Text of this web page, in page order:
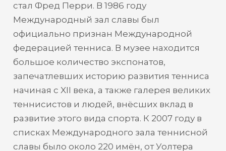
стал Фред Перри. В 1986 году
Международный зал славы был
официально признан Международной
федерацией тенниса. В музее находится
большое количество экспонатов,
запечатлевших историю развития тенниса
начиная с XII века, а также галерея великих
теннисистов и людей, внёсших вклад в
развитие этого вида спорта. К 2007 году в
списках Международного зала теннисной
славы было около 220 имён, от Уолтера